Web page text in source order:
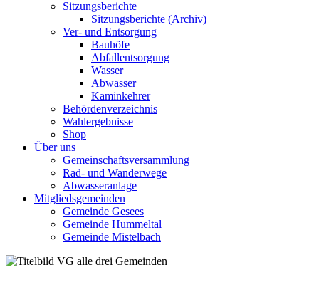
Sitzungsberichte
Sitzungsberichte (Archiv)
Ver- und Entsorgung
Bauhöfe
Abfallentsorgung
Wasser
Abwasser
Kaminkehrer
Behördenverzeichnis
Wahlergebnisse
Shop
Über uns
Gemeinschaftsversammlung
Rad- und Wanderwege
Abwasseranlage
Mitgliedsgemeinden
Gemeinde Gesees
Gemeinde Hummeltal
Gemeinde Mistelbach